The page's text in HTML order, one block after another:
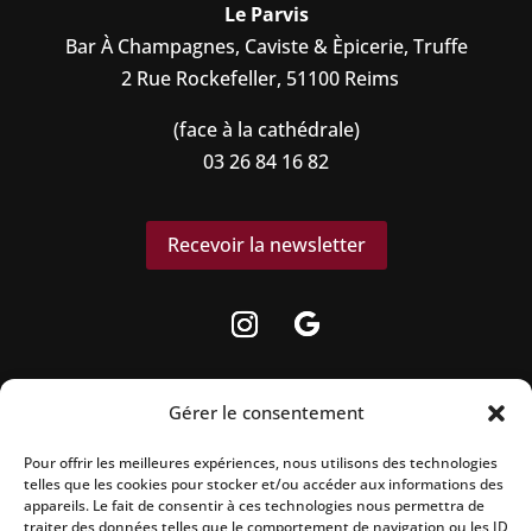
Gérer le consentement
Pour offrir les meilleures expériences, nous utilisons des technologies
telles que les cookies pour stocker et/ou accéder aux informations des
appareils. Le fait de consentir à ces technologies nous permettra de
traiter des données telles que le comportement de navigation ou les ID
Le Parvis
Bar À Champagnes, Caviste & Èpicerie, Truffe
2 Rue Rockefeller, 51100 Reims
(face à la cathédrale)
03 26 84 16 82
Recevoir la newsletter
La vente d’alcool est strictement interdite
aux mineurs.